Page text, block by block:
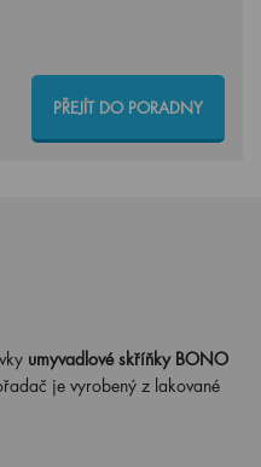
PŘEJÍT DO PORADNY
umyvadlové skříňky BONO
je vyrobený z lakované